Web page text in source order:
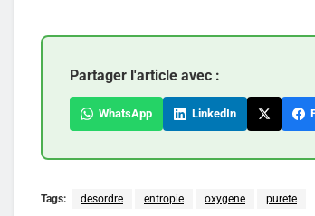
Partager l'article avec :
WhatsApp LinkedIn
Tags: desordre entropie oxygene purete